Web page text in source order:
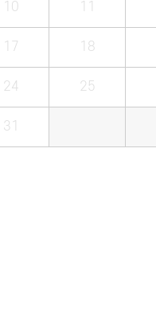
10 11
17 18
24 25
31